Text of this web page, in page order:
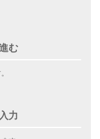
む
力